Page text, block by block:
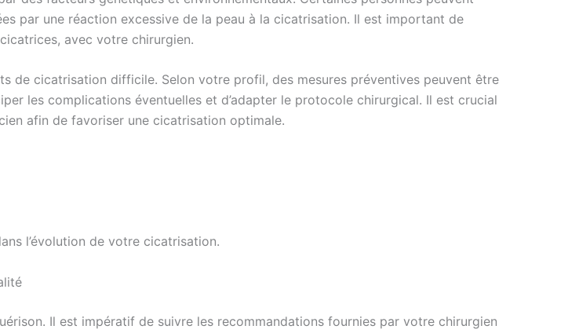
par une réaction excessive de la peau à la cicatrisation. Il est important de
avec votre chirurgien.
de cicatrisation difficile. Selon votre profil, des mesures préventives peuvent être
les complications éventuelles et d’adapter le protocole chirurgical. Il est crucial
afin de favoriser une cicatrisation optimale.
l’évolution de votre cicatrisation.
Il est impératif de suivre les recommandations fournies par votre chirurgien